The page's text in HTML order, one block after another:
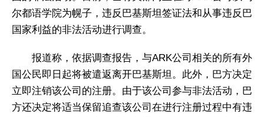
尔都语学院为幌子，违反巴基斯坦签证法和从事违反巴
国家利益的非法活动进行调查。
报道称，依据调查报告，与ARK公司相关的所有外
国公民即日起将被遣返离开巴基斯坦。此外，巴方决定
立即注销该公司的注册。由于该公司参与非法活动，巴
方还决定将适当保留追查该公司在进行注册过程中有违